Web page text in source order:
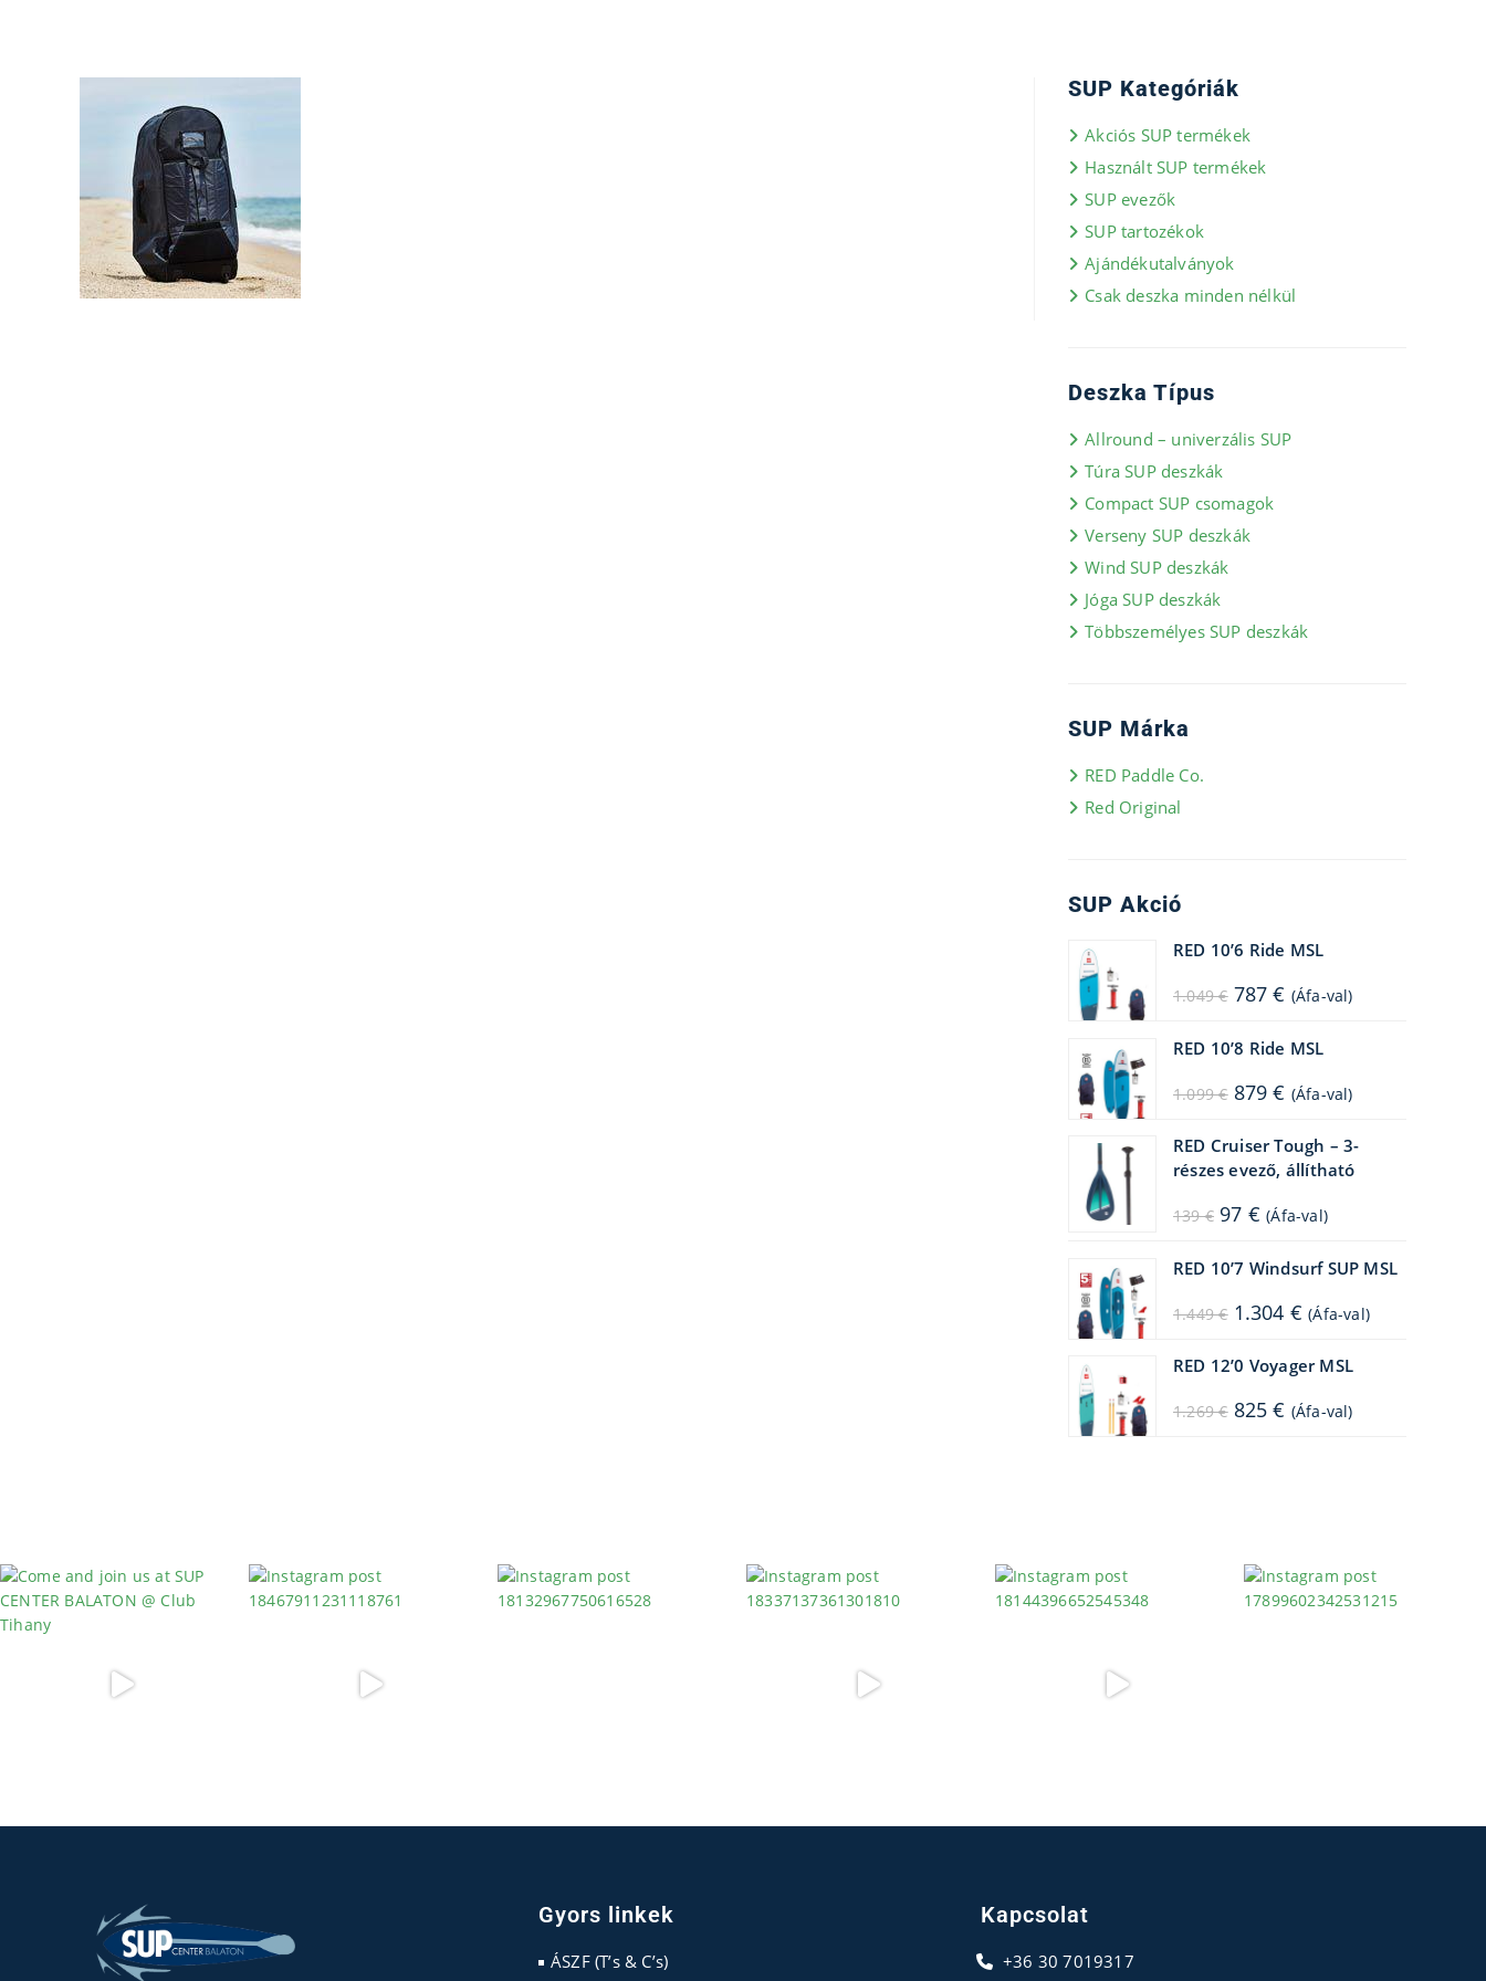
SUP Kategóriák
Akciós SUP termékek
Használt SUP termékek
SUP evezők
SUP tartozékok
Ajándékutalványok
Csak deszka minden nélkül
Deszka Típus
Allround – univerzális SUP
Túra SUP deszkák
Compact SUP csomagok
Verseny SUP deszkák
Wind SUP deszkák
Jóga SUP deszkák
Többszemélyes SUP deszkák
SUP Márka
RED Paddle Co.
Red Original
SUP Akció
RED 10’6 Ride MSL
1.049€ Original
price
1.049 €.
787€ Current
price
(Áfa-val)
RED 10’8 Ride MSL
1.099€ Original
price
1.099 €.
879€ Current
price
879 €.
(Áfa-val)
RED Cruiser Tough – 3-
részes evező, állítható
139€ Original
price
97 € Current
price
97 €.
(Áfa-val)
RED 10’7 Windsurf SUP MSL
1.449€ Original
price
1.304 € Current
price
(Áfa-val)
RED 12’0 Voyager MSL
1.269€ Original
price
825€ Current
price
(Áfa-val)
Gyors linkek
ÁSZF (T’s & C’s)
Kapcsolat
+36 30 7019317